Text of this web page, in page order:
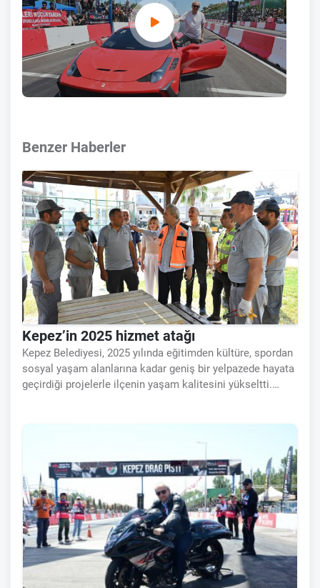
Benzer Haberler
Kepez’in 2025 hizmet atağı
Kepez Belediyesi, 2025 yılında eğitimden kültüre, spordan
sosyal yaşam alanlarına kadar geniş bir yelpazede hayata
geçirdiği projelerle ilçenin yaşam kalitesini yükseltti.